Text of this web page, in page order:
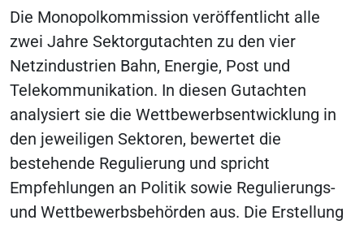
Die Monopolkommission veröffentlicht alle
zwei Jahre Sektorgutachten zu den vier
Netzindustrien Bahn, Energie, Post und
Telekommunikation. In diesen Gutachten
analysiert sie die Wettbewerbsentwicklung in
den jeweiligen Sektoren, bewertet die
bestehende Regulierung und spricht
Empfehlungen an Politik sowie Regulierungs-
und Wettbewerbsbehörden aus. Die Erstellung